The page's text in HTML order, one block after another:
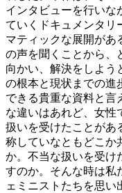
インタビューを行いな
ていくドキュメンタリ
マティックな展開があ
の声を聞くことから、
向かい、解決をしよう
の根本と現状までの進
できる貴重な資料と言
な違いはあれど、女性
扱いを受けたことがあ
称していなともどこか
か。不当な扱いを受け
すのか。そんな時は私
ェミニストたちを思い